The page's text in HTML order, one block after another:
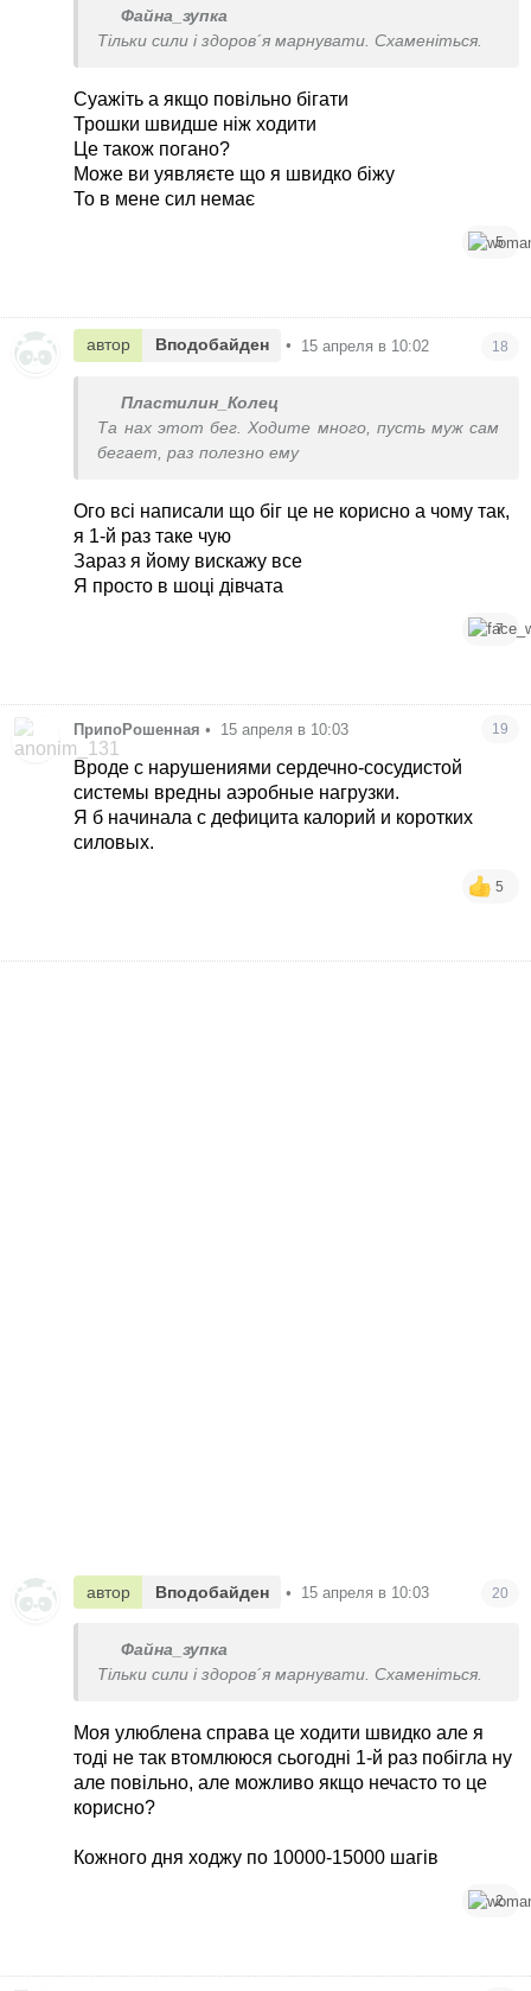
Файна_зупка
Тільки сили і здоров´я марнувати. Схаменіться.
Суажіть а якщо повільно бігати
Трошки швидше ніж ходити
Це також погано?
Може ви уявляєте що я швидко біжу
То в мене сил немає
5
автор Вподобайден • 15 апреля в 10:02 18
Пластилин_Колец
Та нах этот бег. Ходите много, пусть муж сам
бегает, раз полезно ему
Ого всі написали що біг це не корисно а чому так,
я 1-й раз таке чую
Зараз я йому вискажу все
Я просто в шоці дівчата
7
ПрипоРошенная • 15 апреля в 10:03 19
Вроде с нарушениями сердечно-сосудистой
системы вредны аэробные нагрузки.
Я б начинала с дефицита калорий и коротких
силовых.
5
автор Вподобайден • 15 апреля в 10:03 20
Файна_зупка
Тільки сили і здоров´я марнувати. Схаменіться.
Моя улюблена справа це ходити швидко але я
тоді не так втомлююся сьогодні 1-й раз побігла ну
але повільно, але можливо якщо нечасто то це
корисно?
Кожного дня ходжу по 10000-15000 шагів
2